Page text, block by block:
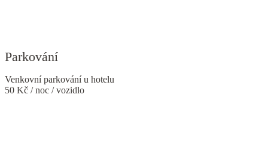
Parkování
Venkovní parkování u hotelu
50 Kč / noc / vozidlo